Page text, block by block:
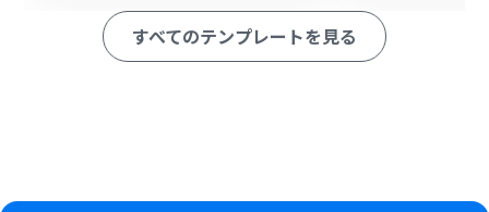
■このワークフローのカスタムポイント
分岐機能の条件設定では、Redditに投稿を実行したい商
品の条件を任意で設定してください。例えば、特定の商
すべてのテンプレートを見る